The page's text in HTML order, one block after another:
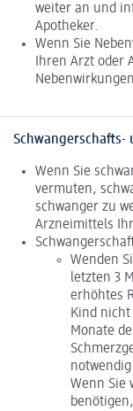
weiter an und
Apotheker.
Wenn Sie
Ihren Arzt oder
Schwangerschafts-
Wenn Sie
vermuten,
schwanger zu
Arzneimittels
Wenden
letzten 3
erhöhtes
Kind
Monate
Wenn Sie